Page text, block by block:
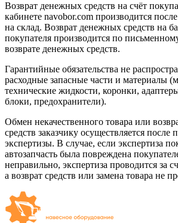
Возврат денежных средств на счёт
кабинете navobor.com производится
на склад. Возврат денежных средств на
покупателя производится по
возврате денежных средств.
Гарантийные обязательства не
расходные запасные части и материалы
технические жидкости, коронки,
блоки, предохранители).
Обмен некачественного товара или
средств заказчику осуществляется после
экспертизы. В случае, если экспертиза
автозапчасть была повреждена
неправильно, экспертиза проводится за
а возврат средств или замена товара не